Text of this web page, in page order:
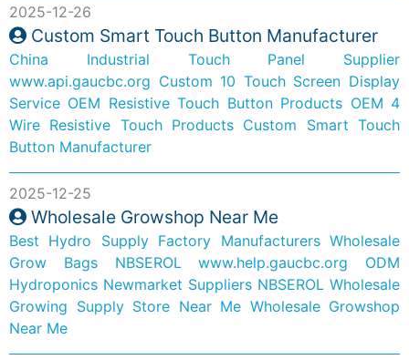
2025-12-26
Custom Smart Touch Button Manufacturer
China Industrial Touch Panel Supplier
www.api.gaucbc.org Custom 10 Touch Screen Display
Service OEM Resistive Touch Button Products OEM 4
Wire Resistive Touch Products Custom Smart Touch
Button Manufacturer
2025-12-25
Wholesale Growshop Near Me
Best Hydro Supply Factory Manufacturers Wholesale
Grow Bags NBSEROL
www.help.gaucbc.org
ODM
Hydroponics Newmarket Suppliers NBSEROL Wholesale
Growing Supply Store Near Me Wholesale Growshop
Near Me